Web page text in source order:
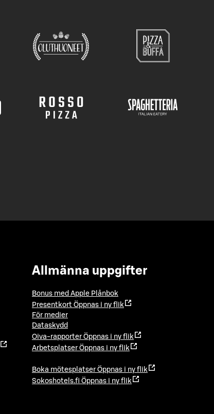
Allmänna uppgifter
Bonus med Apple Plånbok
Presentkort Öppnas i ny flik
För medier
Dataskydd
Oiva-rapporter Öppnas i ny flik
Arbetsplatser Öppnas i ny flik
Boka mötesplatser Öppnas i ny flik
Sokoshotels.fi Öppnas i ny flik